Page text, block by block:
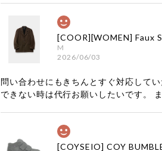
M
2026/06/03
問い合わせにもきちんとすぐ対応して
できない時は代行お願いしたいです。